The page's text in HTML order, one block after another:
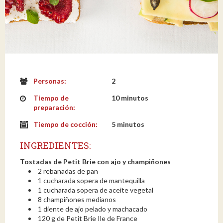
Personas:
2
Tiempo de
preparación:
10 minutos
Tiempo de cocción: 5 minutos
INGREDIENTES:
Tostadas de Petit Brie con ajo y champiñones
2 rebanadas de pan
1 cucharada sopera de mantequilla
1 cucharada sopera de aceite vegetal
8 champiñones medianos
1 diente de ajo pelado y machacado
120 g de Petit Brie Ile de France